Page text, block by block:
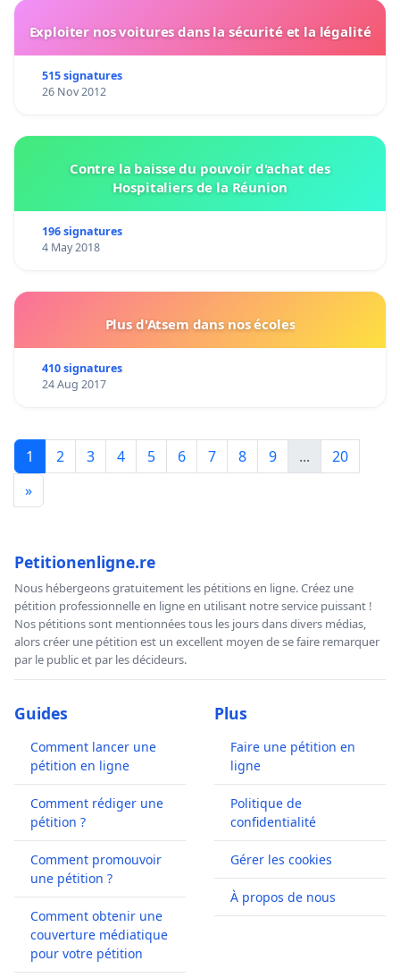
Exploiter nos voitures dans la sécurité et la légalité
515 signatures
26 Nov 2012
Contre la baisse du pouvoir d'achat des
Hospitaliers de la Réunion
196 signatures
4 May 2018
Plus d'Atsem dans nos écoles
410 signatures
24 Aug 2017
1 2 3 4 5 6 7 8 9 ...
20
»
Petitionenligne.re
Nous hébergeons gratuitement les pétitions en ligne. Créez une
pétition professionnelle en ligne en utilisant notre service puissant !
Nos pétitions sont mentionnées tous les jours dans divers médias,
alors créer une pétition est un excellent moyen de se faire remarquer
par le public et par les décideurs.
Guides
Comment lancer une
pétition en ligne
Comment rédiger une
pétition ?
Comment promouvoir
une pétition ?
Comment obtenir une
couverture médiatique
pour votre pétition
Plus
Faire une pétition en
ligne
Politique de
confidentialité
Gérer les cookies
À propos de nous